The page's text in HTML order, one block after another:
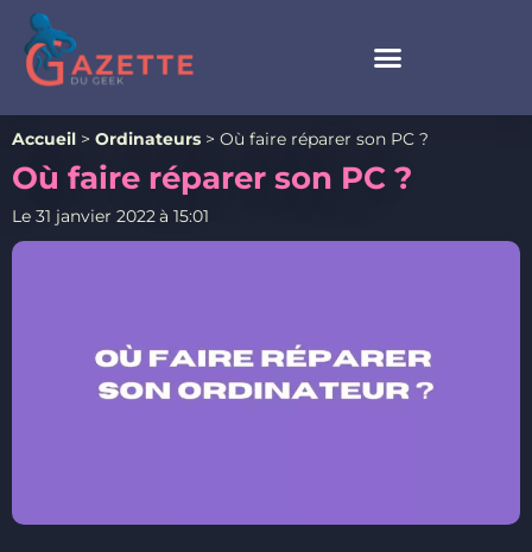
Accueil > Ordinateurs > Où faire réparer son PC ?
Où faire réparer son PC ?
Le 31 janvier 2022à 15:01